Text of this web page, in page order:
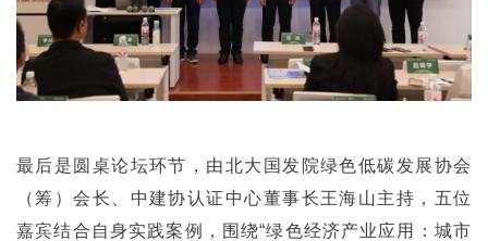
最后是圆桌论坛环节，由北大国发院绿色低碳发展协会
（筹）会长、中建协认证中心董事长王海山主持，五位
嘉宾结合自身实践案例，围绕“绿色经济产业应用：城市